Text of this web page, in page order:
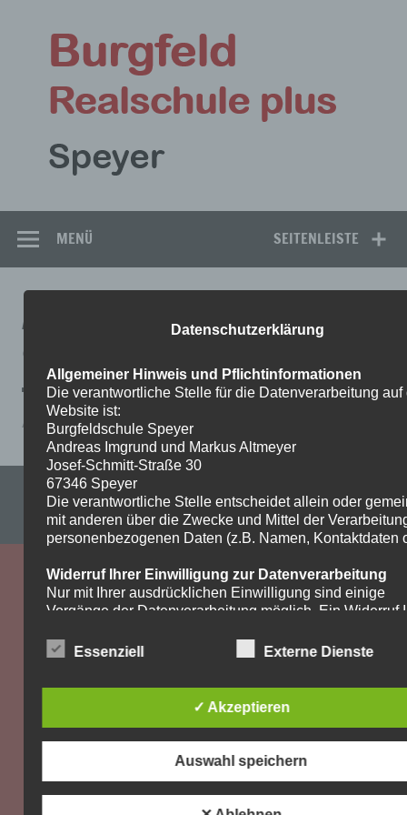
springen
SEITENLEISTE
MENÜ
AUFGABEN-
9AMATHEMATIK2LÖSUNGEN
Aufgaben-9aMathematik2Lösungen
Impressum & Datenschutzerklärung
WordPress-Theme: Dynamic News von ThemeZee.
Datenschutzerklärung
Allgemeiner Hinweis und Pflichtinformationen
Die verantwortliche Stelle für die Datenverarbeitung auf
Website ist:
Burgfeldschule Speyer
Andreas Imgrund und Markus Altmeyer
Josef-Schmitt-Straße 30
67346 Speyer
Die verantwortliche Stelle entscheidet allein oder
mit anderen über die Zwecke und Mittel der
personenbezogenen Daten (z.B. Namen, Kontaktdaten
Widerruf Ihrer Einwilligung zur Datenverarbeitung
Nur mit Ihrer ausdrücklichen Einwilligung sind einige
Vorgänge der Datenverarbeitung möglich. Ein Widerruf
Widerruf genügt eine formlose Mitteilung per E-Mail. Die
Recht auf Beschwerde bei der zuständigen
Aufsichtsbehörde
Als Betroffener steht Ihnen im Falle eines
der zuständigen Aufsichtsbehörde zu. Zuständige
Aufsichtsbehörde bezüglich datenschutzrechtlicher
Essenziell Externe Dienste
✓ Akzeptieren
Auswahl speichern